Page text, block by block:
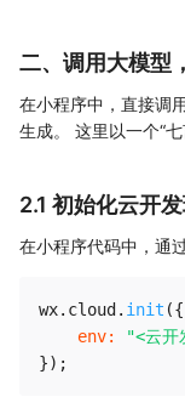
二、调用大模型
在小程序中，直接调
生成。 这里以一个“
2.1 初始化云开
在小程序代码中，通
wx. cloud . init ({
env: "<云开
}) ;